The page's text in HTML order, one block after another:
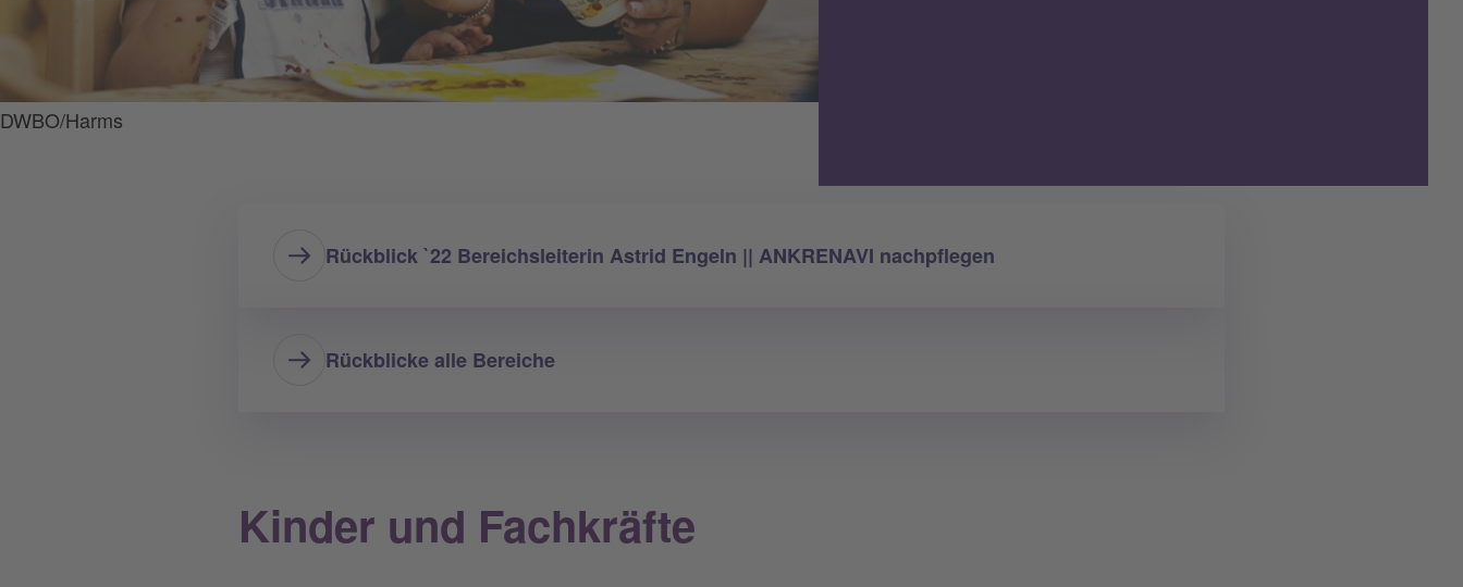
DWBO/Harms
Rückblick `22 Bereichsleiterin Astrid Engeln || ANKRENAVI nachpflegen
Rückblicke alle Bereiche
Kinder und Fachkräfte